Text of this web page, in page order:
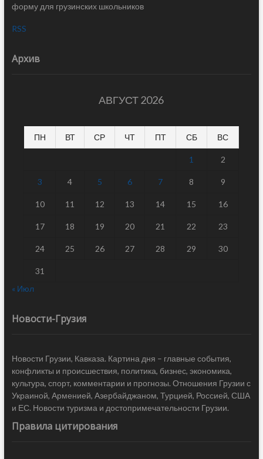
форму для грузинских школьников
RSS
Архив
АВГУСТ 2026
ПН ВТ СР ЧТ ПТ СБ ВС
1 2
3 4 5 6 7 8 9
10 11 12 13 14 15 16
17 18 19 20 21 22 23
24 25 26 27 28 29 30
31
« Июл
Новости-Грузия
Новости Грузии, Кавказа. Картина дня – главные события,
конфликты и происшествия, политика, бизнес, экономика,
культура, спорт, комментарии и прогнозы. Отношения Грузии с
Украиной, Арменией, Азербайджаном, Турцией, Россией, США
и ЕС. Новости туризма и достопримечательности Грузии.
Правила цитирования